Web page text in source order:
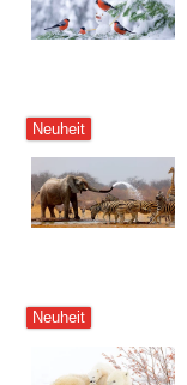
Neuheit
Neuheit